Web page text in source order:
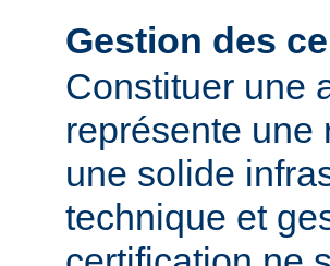
Gestion des
Constituer une
représente une
une solide
technique et